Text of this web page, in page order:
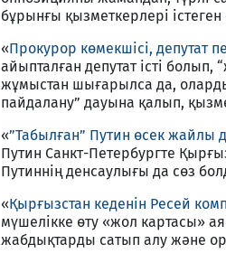
бұрынғы қызметкерлері
«Прокурор көмекшісі, депутат
айыпталған депутат істі
жұмыстан шығарылса да, оларды
пайдалану” дауына қалып,
«”Табылған” Путин өсек жайлы
Путин Санкт-Петербургте
Путиннің денсаулығы да сөз
«Қырғызстан кеденін Ресей
мүшелікке өту «жол картасы»
жабдықтарды сатып алу және